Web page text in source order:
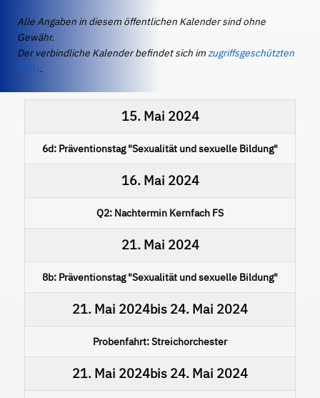
Alle Angaben in diesem öffentlichen Kalender sind ohne
Gewähr.
Der verbindliche Kalender befindet sich imzugriffsgeschützten
IServ.
15. Mai 2024
6d: Präventionstag "Sexualität und sexuelle Bildung"
16. Mai 2024
Q2: Nachtermin Kernfach FS
21. Mai 2024
8b: Präventionstag "Sexualität und sexuelle Bildung"
21. Mai 2024bis 24. Mai 2024
Probenfahrt: Streichorchester
21. Mai 2024bis 24. Mai 2024